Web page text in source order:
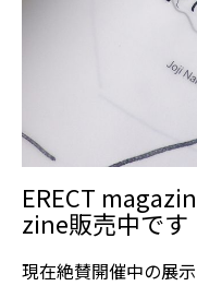
ERECT
zine販売中です
現在絶賛開催中の展